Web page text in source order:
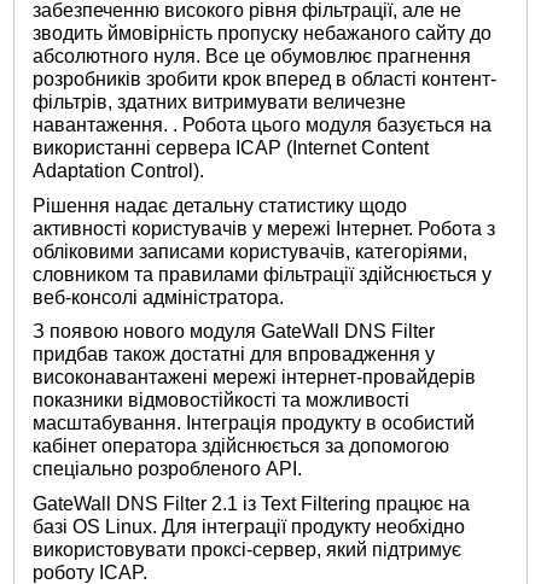
забезпеченню високого рівня фільтрації, але не
зводить ймовірність пропуску небажаного сайту до
абсолютного нуля. Все це обумовлює прагнення
розробників зробити крок вперед в області контент-
фільтрів, здатних витримувати величезне
навантаження. . Робота цього модуля базується на
використанні сервера ICAP (Internet Content
Adaptation Control).
Рішення надає детальну статистику щодо
активності користувачів у мережі Інтернет. Робота з
обліковими записами користувачів, категоріями,
словником та правилами фільтрації здійснюється у
веб-консолі адміністратора.
З появою нового модуля GateWall DNS Filter
придбав також достатні для впровадження у
високонавантажені мережі інтернет-провайдерів
показники відмовостійкості та можливості
масштабування. Інтеграція продукту в особистий
кабінет оператора здійснюється за допомогою
спеціально розробленого API.
GateWall DNS Filter 2.1 із Text Filtering працює на
базі OS Linux. Для інтеграції продукту необхідно
використовувати проксі-сервер, який підтримує
роботу ICAP.